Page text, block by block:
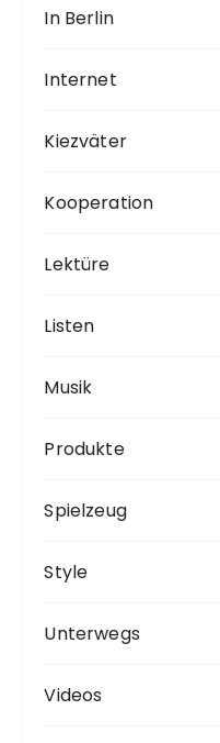
In Berlin
Internet
Kiezväter
Kooperation
Lektüre
Listen
Musik
Produkte
Spielzeug
Style
Unterwegs
Videos